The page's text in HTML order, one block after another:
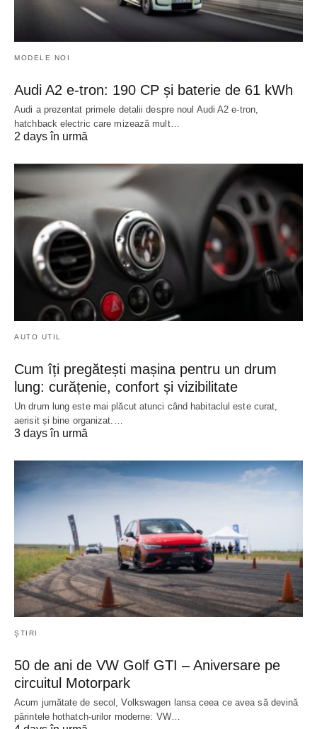
MODELE NOI
Audi A2 e-tron: 190 CP și baterie de 61 kWh
Audi a prezentat primele detalii despre noul Audi A2 e-tron,
hatchback electric care mizează mult…
2 days în urmă
AUTO UTIL
Cum îți pregătești mașina pentru un drum
lung: curățenie, confort și vizibilitate
Un drum lung este mai plăcut atunci când habitaclul este curat,
aerisit și bine organizat.…
3 days în urmă
ȘTIRI
50 de ani de VW Golf GTI – Aniversare pe
circuitul Motorpark
Acum jumătate de secol, Volkswagen lansa ceea ce avea să devină
părintele hothatch-urilor moderne: VW…